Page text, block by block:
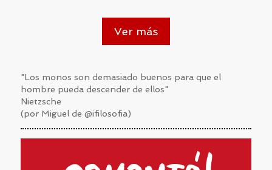
Ver más
"Los monos son demasiado buenos para que el
hombre pueda descender de ellos"
Nietzsche
(por Miguel de @ifilosofia)